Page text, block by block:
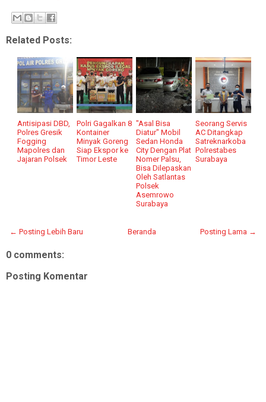
Related Posts:
Antisipasi DBD,
Polres Gresik
Fogging
Mapolres dan
Jajaran Polsek
Polri Gagalkan 8
Kontainer
Minyak Goreng
Siap Ekspor ke
Timor Leste
"Asal Bisa
Diatur" Mobil
Sedan Honda
City Dengan Plat
Nomer Palsu,
Bisa Dilepaskan
Oleh Satlantas
Polsek
Asemrowo
Surabaya
Seorang Servis
AC Ditangkap
Satreknarkoba
Polrestabes
Surabaya
← Posting Lebih Baru Posting Lama →
Beranda
0 comments:
Posting Komentar